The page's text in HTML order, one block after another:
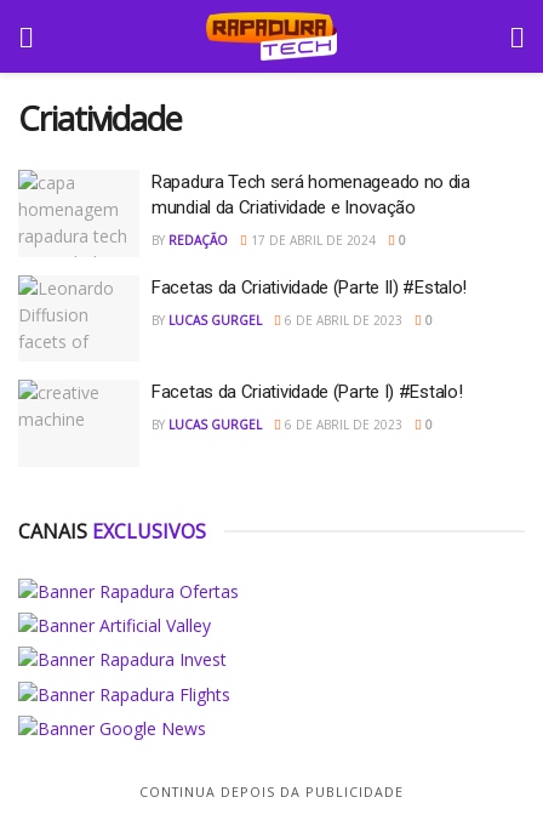
Criatividade
Rapadura Tech será homenageado no dia
mundial da Criatividade e Inovação
BY REDAÇÃO 17 DE ABRIL DE 2024 0
Facetas da Criatividade (Parte II) #Estalo!
BY LUCAS GURGEL 6 DE ABRIL DE 2023 0
Facetas da Criatividade (Parte I) #Estalo!
BY LUCAS GURGEL 6 DE ABRIL DE 2023 0
CANAIS EXCLUSIVOS
CONTINUA DEPOIS DA PUBLICIDADE